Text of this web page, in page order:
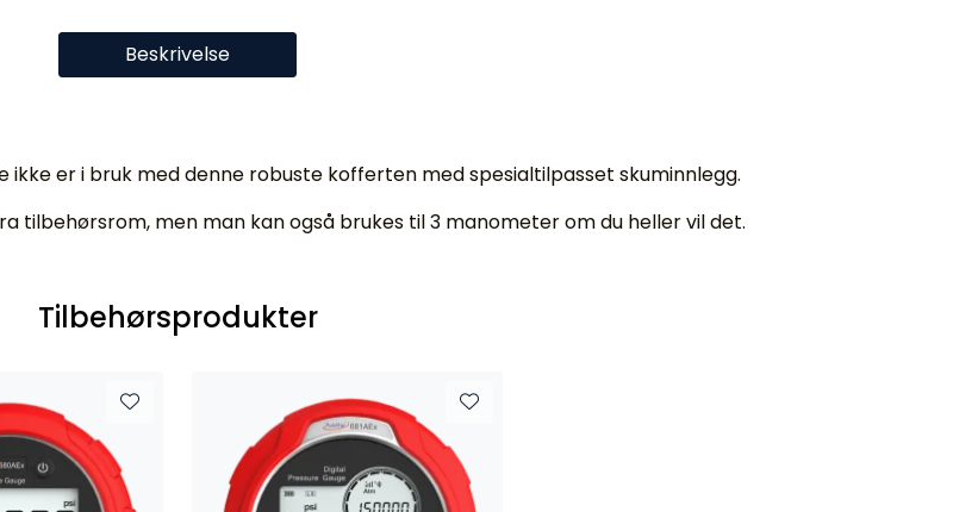
Beskrivelse
ikke er i bruk med denne robuste kofferten med spesialtilpasset skuminnlegg.
tilbehørsrom, men man kan også brukes til 3 manometer om du heller vil det.
Tilbehørsprodukter